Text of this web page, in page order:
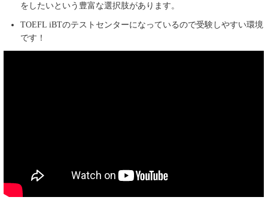
をしたいという豊富な選択肢があります。
TOEFL iBTのテストセンターになっているので受験しやすい環境
です！